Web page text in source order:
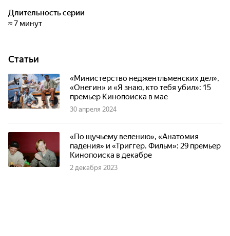
Длительность серии
≈ 7 минут
Статьи
«Министерство неджентльменских дел»,
«Онегин» и «Я знаю, кто тебя убил»: 15
премьер Кинопоиска в мае
30 апреля 2024
«По щучьему велению», «Анатомия
падения» и «Триггер. Фильм»: 29 премьер
Кинопоиска в декабре
2 декабря 2023